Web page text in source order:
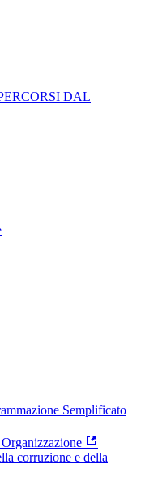
DAL
Semplificato
corruzione e della